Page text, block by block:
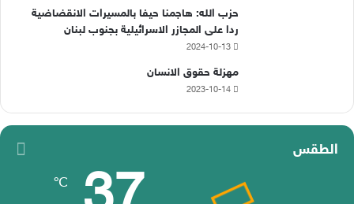
حزب الله: هاجمنا حيفا بالمسيرات الانقضاضية
ردا على المجازر الاسرائيلية بجنوب لبنان
2024-10-13
مهزلة حقوق الانسان
2023-10-14
الطقس
℃